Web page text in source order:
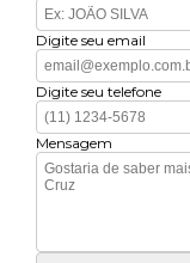
Digite seu email
Digite seu telefone
Mensagem